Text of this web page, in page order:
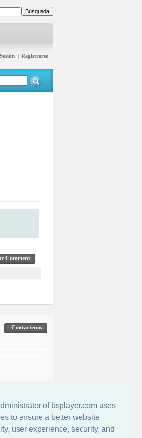
of bsplayer.com uses
to ensure a better website
user experience, security, and
| Registrarse
Comment
Contactenos